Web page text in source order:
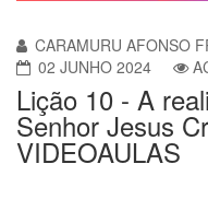
CARAMURU AFONSO
02 JUNHO 2024
Lição 10 - A
Senhor Jesus
VIDEOAULAS